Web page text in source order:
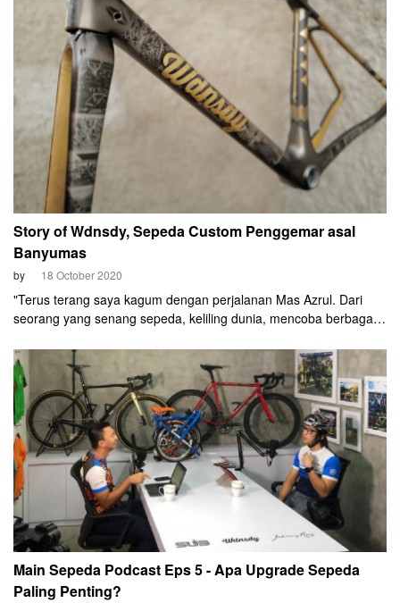
Story of Wdnsdy, Sepeda Custom Penggemar asal
Banyumas
by 18 October 2020
"Terus terang saya kagum dengan perjalanan Mas Azrul. Dari
seorang yang senang sepeda, keliling dunia, mencoba berbagai
tapi tidak terlalu mahal. Dari situ saya mulai merasa bangga
kepada beliau," aku Budi.
Main Sepeda Podcast Eps 5 - Apa Upgrade Sepeda
Paling Penting?